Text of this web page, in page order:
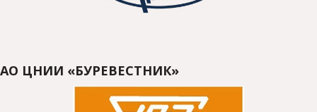
АО ЦНИИ «БУРЕВЕСТНИК»